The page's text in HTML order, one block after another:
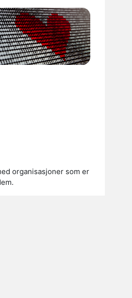
organisasjoner som er